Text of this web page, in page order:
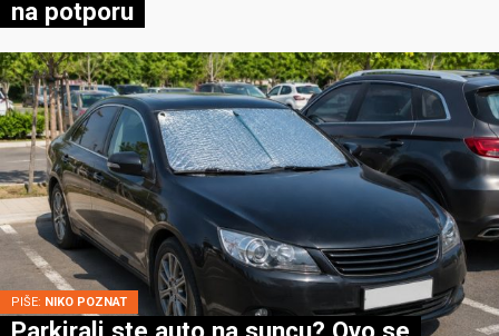
na potporu
PIŠE: NIKO POZNAT
Parkirali ste auto na suncu? Ovo se